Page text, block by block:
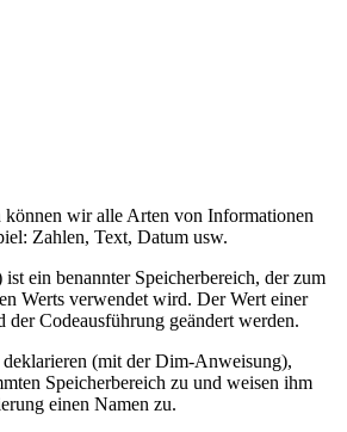
wir alle Arten von Informationen
Zahlen, Text, Datum usw.
ein benannter Speicherbereich, der zum
Werts verwendet wird. Der Wert einer
der Codeausführung geändert werden.
(mit der Dim-Anweisung),
Speicherbereich zu und weisen ihm
einen Namen zu.